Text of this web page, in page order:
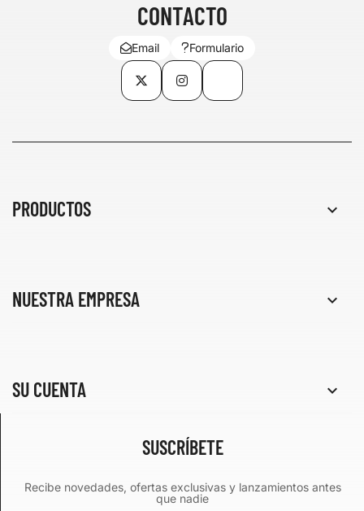
CONTACTO
Email Formulario
Twitter InstagramTikTok
PRODUCTOS 
NUESTRA EMPRESA 
SU CUENTA 
SUSCRÍBETE
Recibe novedades, ofertas exclusivas y lanzamientos antes
que nadie